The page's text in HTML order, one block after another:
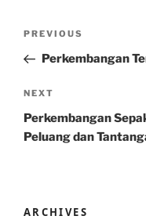
Previous
Post
PREVIOUS
Perkembangan
Next
Post
NEXT
Perkembangan
Peluang dan
ARCHIVES